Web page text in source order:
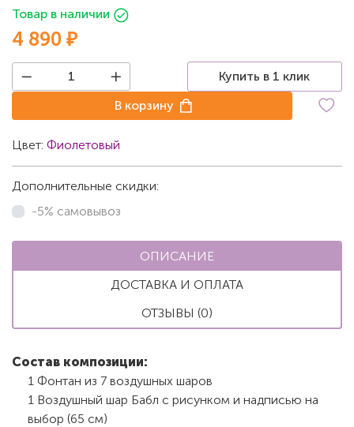
Товар в наличии
4 890 ₽
Купить в 1 клик
В корзину
Цвет: Фиолетовый
Дополнительные скидки:
-5% самовывоз
ОПИСАНИЕ
ДОСТАВКА И ОПЛАТА
ОТЗЫВЫ (0)
Состав композиции:
1 Фонтан из 7 воздушных шаров
1 Воздушный шар Бабл с рисунком и надписью на
выбор (65 см)